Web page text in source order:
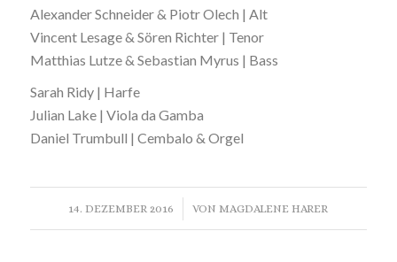
Alexander Schneider & Piotr Olech | Alt
Vincent Lesage & Sören Richter | Tenor
Matthias Lutze & Sebastian Myrus | Bass
Sarah Ridy | Harfe
Julian Lake | Viola da Gamba
Daniel Trumbull | Cembalo & Orgel
14. DEZEMBER 2016
/ VON MAGDALENE HARER